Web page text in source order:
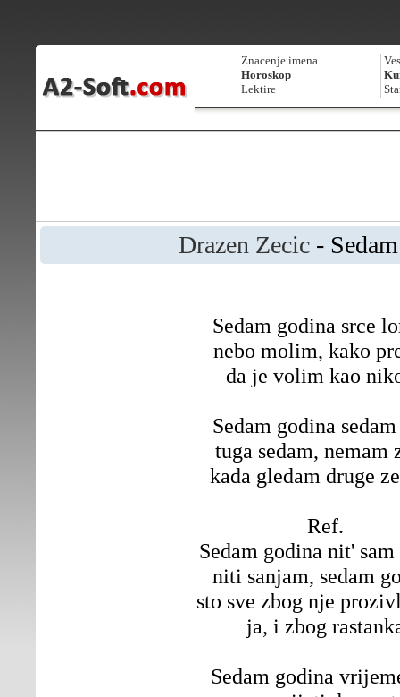
Znacenje imena
Horoskop
Lektire
Drazen Zecic -
Sedam godina srce
nebo molim, kako
da je volim kao
Sedam godina
tuga sedam, nemam
kada gledam druge
Ref.
Sedam godina nit' sam
niti sanjam, sedam
sto sve zbog nje
ja, i zbog
Sedam godina